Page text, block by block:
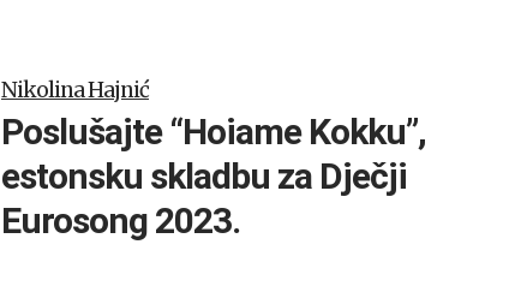
Nikolina Hajnić
Poslušajte “Hoiame Kokku”,
estonsku skladbu za Dječji
Eurosong 2023.